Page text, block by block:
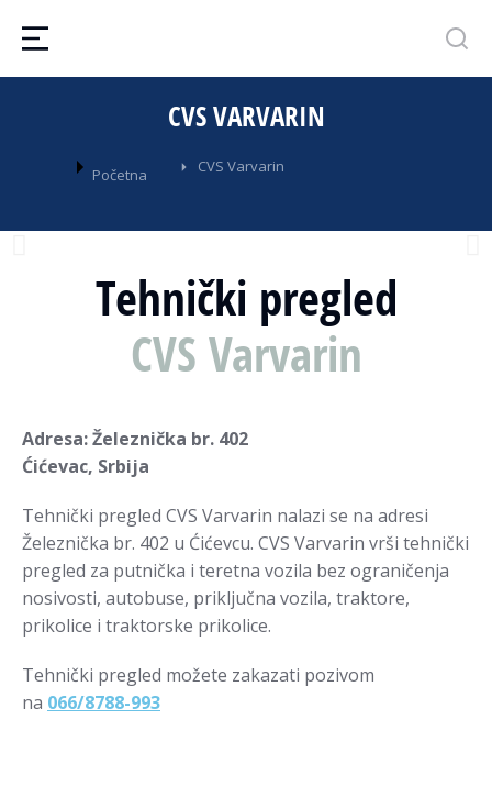
CVS VARVARIN
You are here:
Početna CVS Varvarin
Tehnički pregled
CVS Varvarin
Adresa: Železnička br. 402
Ćićevac, Srbija
Tehnički pregled CVS Varvarin nalazi se na adresi
Železnička br. 402 u Ćićevcu. CVS Varvarin vrši tehnički
pregled za putnička i teretna vozila bez ograničenja
nosivosti, autobuse, priključna vozila, traktore,
prikolice i traktorske prikolice.
Tehnički pregled možete zakazati pozivom
na 066/8788-993